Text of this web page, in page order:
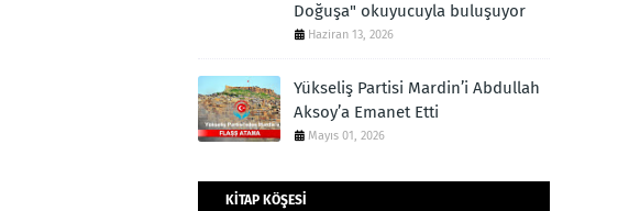
Doğuşa" okuyucuyla buluşuyor
Haziran 13, 2026
Yükseliş Partisi Mardin’i Abdullah
Aksoy’a Emanet Etti
Mayıs 01, 2026
KİTAP KÖŞESİ